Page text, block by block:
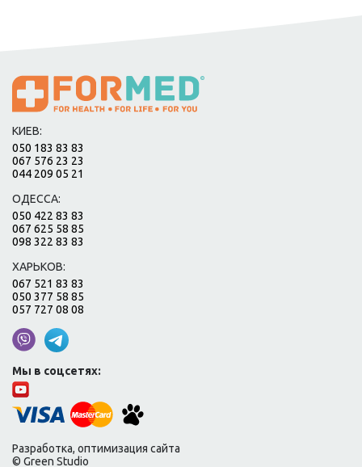
КИЕВ:
050 183 83 83
067 576 23 23
044 209 05 21
ОДЕССА:
050 422 83 83
067 625 58 85
098 322 83 83
ХАРЬКОВ:
067 521 83 83
050 377 58 85
057 727 08 08
Мы в соцсетях:
Разработка, оптимизация сайта
© Green Studio